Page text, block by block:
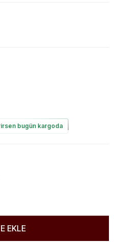
bugün kargoda